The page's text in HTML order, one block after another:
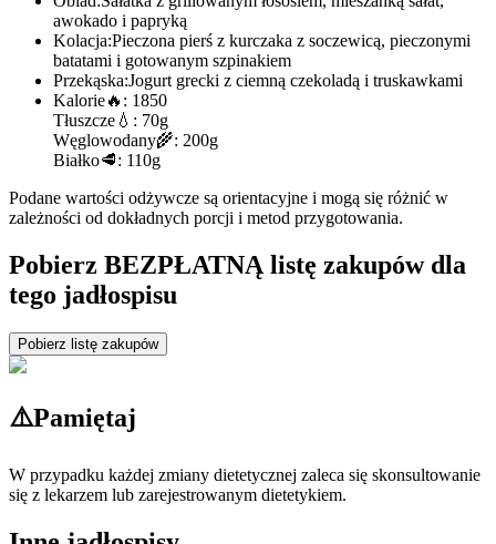
awokado i papryką
Kolacja:Pieczona pierś z kurczaka z soczewicą, pieczonymi
batatami i gotowanym szpinakiem
Przekąska:Jogurt grecki z ciemną czekoladą i truskawkami
Kalorie🔥: 1850
Tłuszcze 💧: 70g
Węglowodany🌾: 200g
Białko🥩: 110g
Podane wartości odżywcze są orientacyjne i mogą się różnić w
zależności od dokładnych porcji i metod przygotowania.
Pobierz BEZPŁATNĄ listę zakupów dla
tego jadłospisu
Pobierz listę zakupów
⚠️Pamiętaj
W przypadku każdej zmiany dietetycznej zaleca się skonsultowanie
się z lekarzem lub zarejestrowanym dietetykiem.